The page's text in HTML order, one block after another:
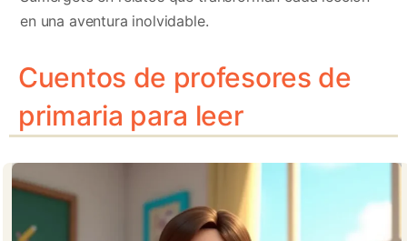
en una aventura inolvidable.
Cuentos de profesores de
primaria para leer